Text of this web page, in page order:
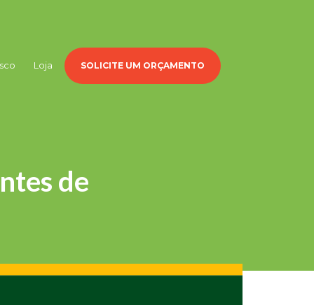
Loja SOLICITE UM ORÇAMENTO
de